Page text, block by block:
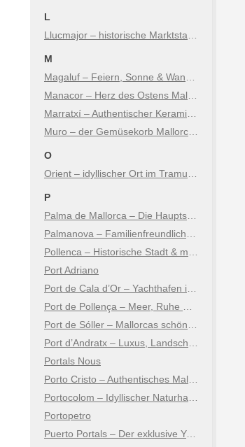
L
M
O
P
Port Adriano
Portals Nous
Portopetro
Puerto Portals – Der exklusive Yachthafen